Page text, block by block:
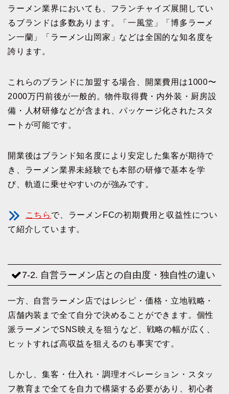
ラーメン業界においても、フランチャイズ展開してい
るブランドは多数あります。「一風堂」「博多ラーメ
ン一蘭」「ラーメン山岡家」などは全国的な知名度を
誇ります。
これらのブランドに加盟する場合、開業費用は1000〜
2000万円前後が一般的。物件取得費・内外装・厨房設
備・人材研修などが含まれ、パッケージ化されたスタ
ートが可能です。
開業後はブランド知名度により安定した集客が期待で
き、ラーメン業界未経験でも本部の研修で基本を学
び、軌道に乗せやすいのが強みです。
こちら で、ラーメンFCの初期費用と収益性につい
て紹介しています。
7-2. 自営ラーメン店との自由度・独自性の違い
一方、自営ラーメン店ではレシピ・価格・立地戦略・
店舗内装まで全て自分で決めることができます。個性
派ラーメンでSNS映えを狙うなど、戦略の幅が広く、
ヒットすれば高収益を狙えるのも事実です。
しかし、集客・仕入れ・調理オペレーション・スタッ
フ教育まで全てを自力で構築する必要があり、初心者